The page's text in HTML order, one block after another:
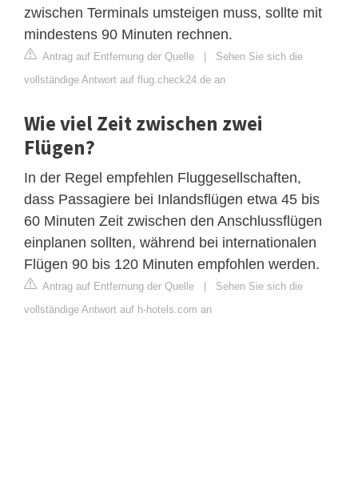
zwischen Terminals umsteigen muss, sollte mit
mindestens 90 Minuten rechnen.
Antrag auf Entfernung der Quelle | Sehen Sie sich die
vollständige Antwort auf flug.check24.de an
Wie viel Zeit zwischen zwei
Flügen?
In der Regel empfehlen Fluggesellschaften,
dass Passagiere bei Inlandsflügen etwa 45 bis
60 Minuten Zeit zwischen den Anschlussflügen
einplanen sollten, während bei internationalen
Flügen 90 bis 120 Minuten empfohlen werden.
Antrag auf Entfernung der Quelle | Sehen Sie sich die
vollständige Antwort auf h-hotels.com an